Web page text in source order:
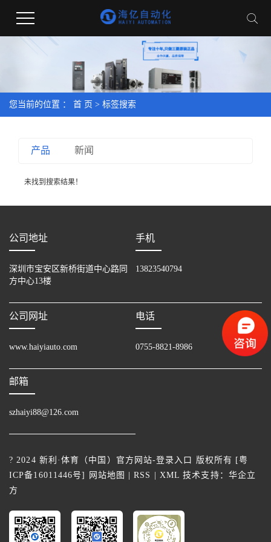
您当前的位置 ： 首 页 > 标签搜索
产品 新闻
未找到搜索结果！
公司地址
深圳市宝安区新桥街道中心路同
方中心13楼
手机
13823540794
公司网址
www.haiyiauto.com
电话
0755-8821-8986
邮箱
szhaiyi88@126.com
? 2024 新利·体育（中国）官方网站-登录入口 版权所有 [粤
ICP备16011446号] 网站地图 |RSS XML 技术支持： 华企立
方